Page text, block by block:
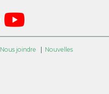
Nous joindre Nouvelles